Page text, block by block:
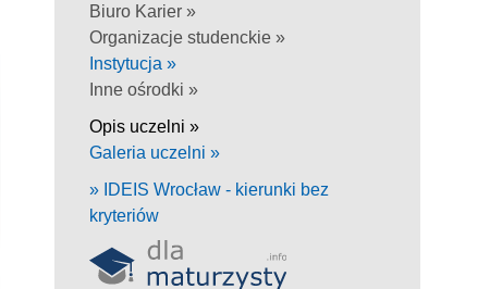
Biuro Karier »
Organizacje studenckie »
Instytucja »
Inne ośrodki »
Opis uczelni »
Galeria uczelni »
» IDEIS Wrocław - kierunki bez
kryteriów